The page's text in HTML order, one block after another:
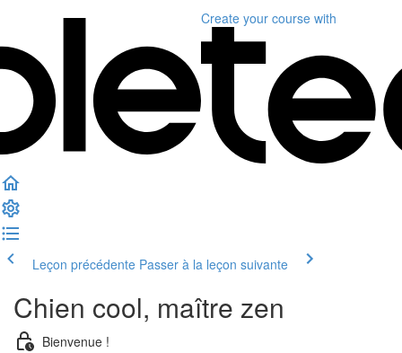
Create your course with
Leçon précédente Passer à la leçon suivante
Chien cool, maître zen
Bienvenue !